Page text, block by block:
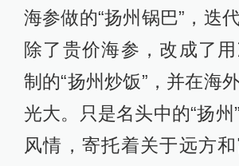
海参做的“扬州锅巴”，迭
除了贵价海参，改成了
制的“扬州炒饭”，并在海
光大。只是名头中的“扬州
风情，寄托着关于远方